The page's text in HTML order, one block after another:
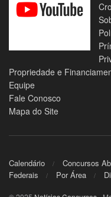
Propriedade e
Equipe
Fale Conosco
Mapa do Site
Calendário Concursos
Federais
Por Área